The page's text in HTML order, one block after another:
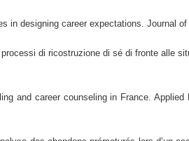
designing career expectations. Journal of
di ricostruzione di sé di fronte alle
and career counseling in France. Applied